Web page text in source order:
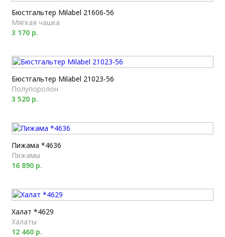
Бюстгальтер Milabel 21606-56
Мягкая чашка
3 170 р.
Бюстгальтер Milabel 21023-56
Полупоролон
3 520 р.
Пижама *4636
Пижамы
16 890 р.
Халат *4629
Халаты
12 460 р.